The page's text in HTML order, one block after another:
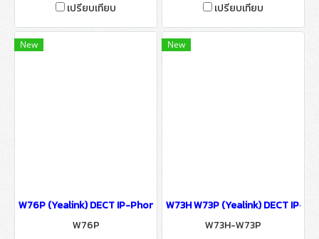
เปรียบเทียบ
เปรียบเทียบ
New
W76P (Yealink) DECT IP-Phone High-performance IP-PBX
W76P
New
W73H W73P (Yealink) DECT IP-
W73H-W73P